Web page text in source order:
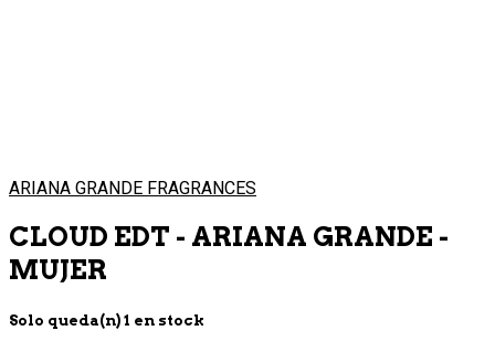
ARIANA GRANDE FRAGRANCES
CLOUD EDT - ARIANA GRANDE -
MUJER
Solo queda(n) 1 en stock